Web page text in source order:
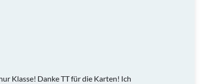
Klasse! Danke TT für die Karten! Ich